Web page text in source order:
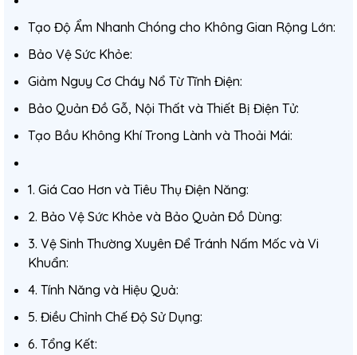
Tạo Độ Ẩm Nhanh Chóng cho Không Gian Rộng Lớn:
Bảo Vệ Sức Khỏe:
Giảm Nguy Cơ Cháy Nổ Từ Tĩnh Điện:
Bảo Quản Đồ Gỗ, Nội Thất và Thiết Bị Điện Tử:
Tạo Bầu Không Khí Trong Lành và Thoải Mái:
1. Giá Cao Hơn và Tiêu Thụ Điện Năng:
2. Bảo Vệ Sức Khỏe và Bảo Quản Đồ Dùng:
3. Vệ Sinh Thường Xuyên Để Tránh Nấm Mốc và Vi
Khuẩn:
4. Tính Năng và Hiệu Quả:
5. Điều Chỉnh Chế Độ Sử Dụng:
6. Tổng Kết: